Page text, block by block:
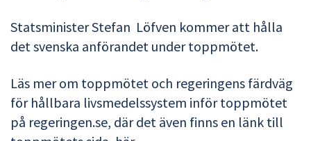
Statsminister Stefan Löfven kommer att hålla
det svenska anförandet under toppmötet.
Läs mer om toppmötet och regeringens färdväg
för hållbara livsmedelssystem inför toppmötet
på regeringen.se, där det även finns en länk till